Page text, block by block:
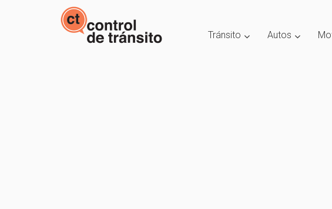
Tránsito Autos